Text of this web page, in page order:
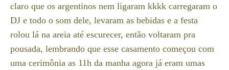
claro que os argentinos nem ligaram kkkk carregaram o
DJ e todo o som dele, levaram as bebidas e a festa
rolou lá na areia até escurecer, então voltaram pra
pousada, lembrando que esse casamento começou com
uma cerimônia as 11h da manha agora já eram umas